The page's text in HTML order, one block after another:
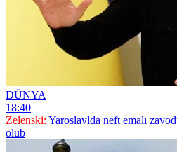
DÜNYA
18:40
Zelenski: Yaroslavlda neft emalı
olub